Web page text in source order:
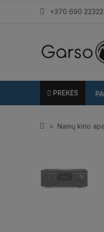
+370 690 22322
PREKĖS
Namų kino